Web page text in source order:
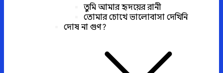
তুমি আমার হৃদয়ের রানী
তোমার চোখে ভালোবাসা দেখিনি
দোষ না গুণ?